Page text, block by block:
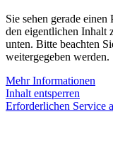
Sie sehen gerade
den eigentlichen Inhalt
unten. Bitte beachten
weitergegeben werden.
Mehr Informationen
Inhalt entsperren
Erforderlichen Service